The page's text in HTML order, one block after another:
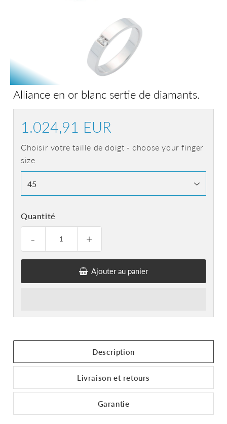
Alliance en or blanc sertie de diamants.
1.024,91 EUR
Choisir votre taille de doigt - choose your finger
size
Quantité
+
-
Ajouter au panier
Description
Livraison et retours
Garantie